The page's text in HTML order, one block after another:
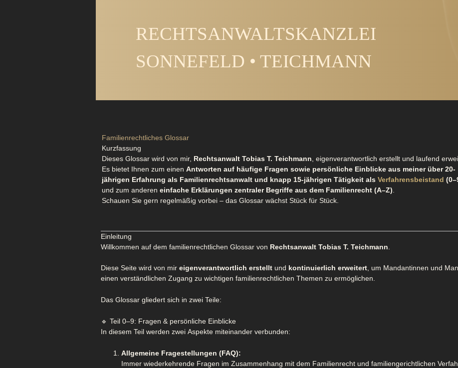
RECHTSANWALTSKANZLEI
SONNEFELD • TEICHMANN
Familienrechtliches Glossar
Kurzfassung
Dieses Glossar wird von mir, Rechtsanwalt Tobias T. Teichmann, eigenverantwortlich erstellt und laufend
Es bietet Ihnen zum einen Antworten auf häufige Fragen sowie persönliche Einblicke aus meiner über 20-
jährigen Erfahrung als Familienrechtsanwalt und knapp 15-jährigen Tätigkeit als Verfahrensbeistand
und zum anderen einfache Erklärungen zentraler Begriffe aus dem Familienrecht (A–Z).
Schauen Sie gern regelmäßig vorbei – das Glossar wächst Stück für Stück.
Einleitung
Willkommen auf dem familienrechtlichen Glossar von Rechtsanwalt Tobias T. Teichmann
Diese Seite wird von mir eigenverantwortlich erstellt und kontinuierlich erweitert, um Mandantinnen und
einen verständlichen Zugang zu wichtigen familienrechtlichen Themen zu ermöglichen.
Das Glossar gliedert sich in zwei Teile:
🔹 Teil 0–9: Fragen & persönliche Einblicke
In diesem Teil werden zwei Aspekte miteinander verbunden:
Allgemeine Fragestellungen (FAQ):
Immer wiederkehrende Fragen im Zusammenhang mit dem Familienrecht und familiengerichtlichen